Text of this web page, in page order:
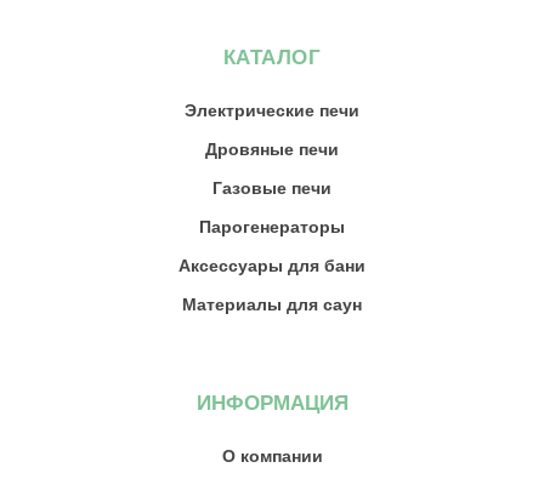
КАТАЛОГ
Электрические печи
Дровяные печи
Газовые печи
Парогенераторы
Аксессуары для бани
Материалы для саун
ИНФОРМАЦИЯ
О компании